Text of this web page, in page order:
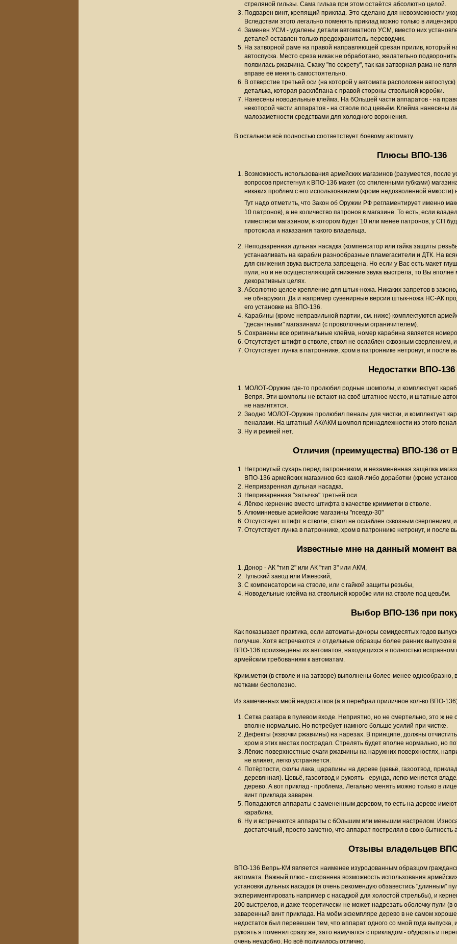
стреляной гильзы. Сама гильза при этом остаётся абсолютно целой.
Подварен винт, крепящий приклад. Это сделано для невозможности
Вследствии этого легально поменять приклад можно только в
Заменен УСМ - удалены детали автоматного УСМ, вместо них
деталей оставлен только предохранитель-переводчик.
На затворной раме на правой направляющей срезан прилив, который
автоспуска. Место среза никак не обработано, желательно
появилась ржавчина. Скажу "по секрету", так как затворная рама не
вправе её менять самостоятельно.
В отверстие третьей оси (на которой у автомата расположен
деталька, которая расклёпана с правой стороны ствольной коробки.
Нанесены новодельные клейма. На бОльшей части аппаратов - на
некоторой части аппаратов - на стволе под цевьём. Клейма нанесены
малозаметности средствами для холодного воронения.
В остальном всё полностью соответствует боевому автомату.
Плюсы ВПО-136
Возможность использования армейских магазинов (разумеется, после
вопросов пристегнул к ВПО-136 макет (со спиленными губками)
никаких проблем с его использованием (кроме недозволенной
Тут надо отметить, что Закон об Оружии РФ регламентирует именно
10 патронов), а не количество патронов в магазине. То есть, если
тиместном магазином, в котором будет 10 или менее патронов, у СП
протокола и наказания такого владельца.
Неподваренная дульная насадка (компенсатор или гайка защиты
устанавливать на карабин разнообразные пламегасители и ДТК. На
для снижения звука выстрела запрещена. Но если у Вас есть макет
пули, но и не осуществляющий снижение звука выстрела, то Вы вполне
декоративных целях.
Абсолютно целое крепление для штык-ножа. Никаких запретов в
не обнаружил. Да и например сувенирные версии штык-ножа НС-АК
его установке на ВПО-136.
Карабины (кроме неправильной партии, см. ниже) комплектуются
"десантными" магазинами (с проволочным ограничителем).
Сохранены все оригинальные клейма, номер карабина является
Отсутствует штифт в стволе, ствол не ослаблен сквозным сверлением,
Отсутствует лунка в патроннике, хром в патроннике нетронут, и после
Недостатки ВПО-136
МОЛОТ-Оружие где-то пролюбил родные шомполы, и комплектует
Вепря. Эти шомполы не встают на своё штатное место, и штатные
не навинтятся.
Заодно МОЛОТ-Оружие пролюбил пеналы для чистки, и комплектует
пеналами. На штатный АК/АКМ шомпол принадлежности из этого
Ну и ремней нет.
Отличия (преимущества) ВПО-136 от
Нетронутый сухарь перед патронником, и незаменённая защёлка
ВПО-136 армейских магазинов без какой-либо доработки (кроме
Неприваренная дульная насадка.
Неприваренная "затычка" третьей оси.
Лёгкое кернение вместо штифта в качестве кримметки в стволе.
Алюминиевые армейские магазины "псевдо-30"
Отсутствует штифт в стволе, ствол не ослаблен сквозным сверлением,
Отсутствует лунка в патроннике, хром в патроннике нетронут, и после
Известные мне на данный момент
Донор - АК "тип 2" или АК "тип 3" или АКМ,
Тульский завод или Ижевский,
С компенсатором на стволе, или с гайкой защиты резьбы,
Новодельные клейма на ствольной коробке или на стволе под цевьём.
Выбор ВПО-136 при
Как показывает практика, если автоматы-доноры семидесятых годов
получше. Хотя встречаются и отдельные образцы более ранних выпусков
ВПО-136 произведены из автоматов, находящихся в полностью исправном
армейским требованиям к автоматам.
Крим.метки (в стволе и на затворе) выполнены более-менее однообразно,
метками бесполезно.
Из замеченных мной недостатков (а я перебрал приличное кол-во ВПО-
Сетка разгара в пулевом входе. Неприятно, но не смертельно, это ж не
вполне нормально. Но потребует намного больше усилий при чистке.
Дефекты (язвочки ржавчины) на нарезах. В принципе, должны
хром в этих местах пострадал. Стрелять будет вполне нормально, но
Лёгкие поверхностные очаги ржавчины на наружних поверхностях,
не влияет, легко устраняется.
Потёртости, сколы лака, царапины на дереве (цевьё, газоотвод,
деревянная). Цевьё, газоотвод и рукоять - ерунда, легко меняется
дерево. А вот приклад - проблема. Легально менять можно только в
винт приклада заварен.
Попадаются аппараты с замененным деревом, то есть на дереве
карабина.
Ну и встречаются аппараты с бОльшим или меньшим настрелом.
достаточный, просто заметно, что аппарат пострелял в свою бытность
Отзывы владельцев
ВПО-136 Вепрь-КМ является наименее изуродованным образцом
автомата. Важный плюс - сохранена возможность использования
установки дульных насадок (я очень рекомендую обзавестись "длинным"
экспериментировать например с насадкой для холостой стрельбы), и
200 выстрелов, и даже теоретически не может надрезать оболочку пули
заваренный винт приклада. На моём экземпляре дерево в не самом
недостаток был перевешен тем, что аппарат одного со мной года
рукоять я поменял сразу же, зато намучался с прикладом - обдирать и
очень неудобно. Но всё получилось отлично.